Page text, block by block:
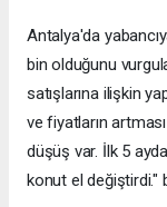
Antalya'da
bin olduğunu
satışlarına ilişkin
ve fiyatların
düşüş var. İlk 5
konut el değiştirdi."